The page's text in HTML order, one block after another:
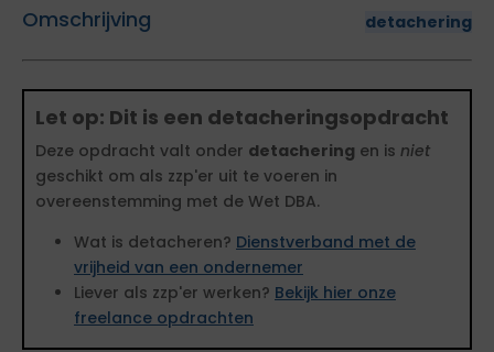
Omschrijving detachering
Let op: Dit is een detacheringsopdracht
Deze opdracht valt onder detachering en is niet
geschikt om als zzp'er uit te voeren in
overeenstemming met de Wet DBA.
Wat is detacheren? Dienstverband met de
vrijheid van een ondernemer
Liever als zzp'er werken? Bekijk hier onze
freelance opdrachten